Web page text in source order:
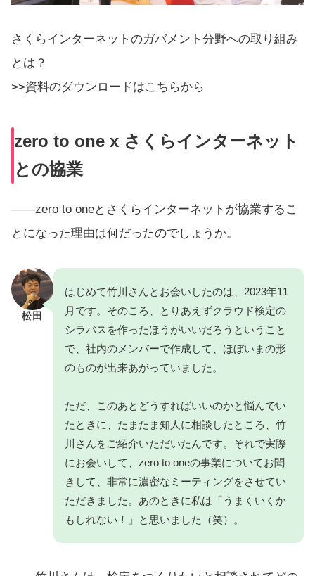
さくらインターネットのガバメント分野への取り組み
とは？
>>資料のダウンロードはこちらから
zero to one x さくらインターネット
との協業
――zero to oneとさくらインターネットが協業するこ
とになった理由は何だったのでしょうか。
松田
はじめて竹川さんとお会いしたのは、2023年11
月です。そのころ、とりあえずクラウド検定の
シラバスを作ったほうがいいだろうということ
で、社内のメンバーで作成して、ほぼいまの形
のものが出来あがっていました。
ただ、このあとどうすればいいのかと悩んでい
たときに、たまたま知人に相談したところ、竹
川さんをご紹介いただいたんです。それで実際
にお会いして、zero to oneの事業についてお聞
きして、非常に濃密なミーティングをさせてい
ただきました。あのときに私は「うまくいくか
もしれない！」と思いました（笑）。